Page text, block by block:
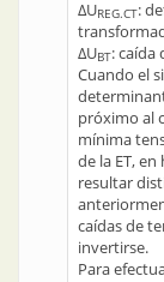
∆UREG.CT:
∆UBT: caída
Cuando el
próximo al
mínima
de la ET,
resultar
caídas de
invertirse.
Para